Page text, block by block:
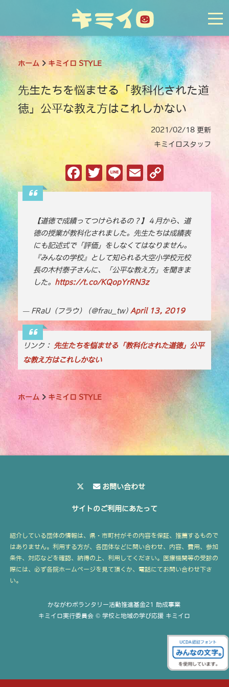
ホーム キミイロ STYLE
先生たちを悩ませる「教科化された道
徳」公平な教え方はこれしかない
2021/02/18 更新
キミイロスタッフ
F
a
e
b
o
o
k
T
w
te
r
Li
n
E
m
l
o
y
Li
n
k
【道徳で成績ってつけられるの？】４月から、道
徳の授業が教科化されました。先生たちは成績表
にも記述式で「評価」をしなくてはなりません。
『みんなの学校』として知られる大空小学校元校
長の木村泰子さんに、「公平な教え方」を聞きま
した。 https://t.co/KQopYrRN3z
— FRaU（フラウ） (@frau_tw) April 13, 2019
リンク：
先生たちを悩ませる「教科化された道徳」公平
な教え方はこれしかない
ホーム キミイロ STYLE
お問い合わせ
サイトのご利用にあたって
紹介している団体の情報は、県・市町村がその内容を保証、推薦するもので
はありません。利用する方が、各団体などに問い合わせ、内容、費用、参加
条件、対応などを確認、納得の上、利用してください。医療機関等の受診の
際には、必ず各院ホームページを見て頂くか、電話にてお問い合わせ下さ
い。
かながわボランタリー活動推進基金21 助成事業
キミイロ実行委員会 © 学校と地域の学び応援 キミイロ